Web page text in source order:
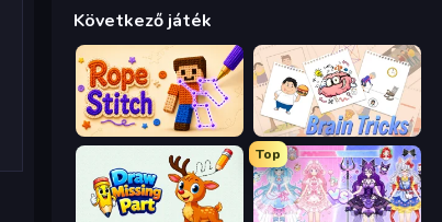
Következő játék
Rope Stitch Puzzle Brain Tricks: Brain Games
Top